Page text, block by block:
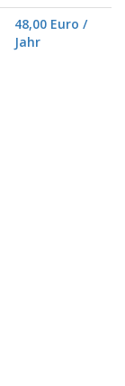
48,00 Euro /
Jahr